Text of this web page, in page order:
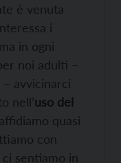
è venuta
i
in ogni
noi adulti –
avvicinarci
nell’uso del
quasi
con
sentiamo in